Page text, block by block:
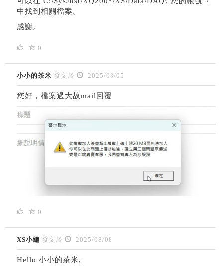
中找到相關檔案。
感謝。
0
小小的茶米 發文於 2025/08/05
您好，檔案過大故mail回覆
0
XS小編 發文於 2025/08/08
Hello 小小的茶米,